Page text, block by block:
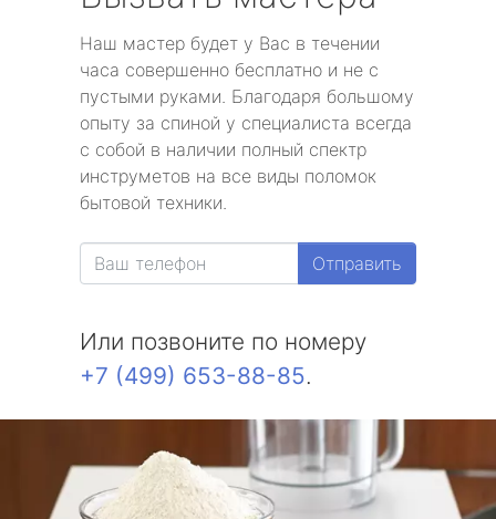
Наш мастер будет у Вас в течении
часа совершенно бесплатно и не с
пустыми руками. Благодаря большому
опыту за спиной у специалиста всегда
с собой в наличии полный спектр
инструметов на все виды поломок
бытовой техники.
Отправить
Или позвоните по номеру
+7 (499) 653-88-85.